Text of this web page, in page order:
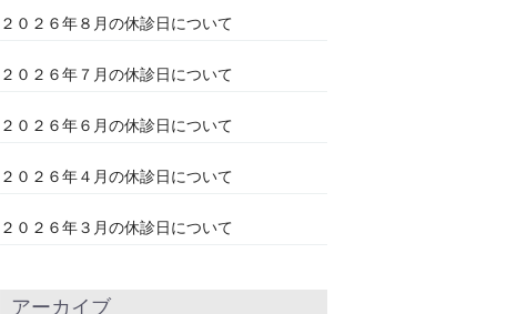
２０２６年８月の休診日について
２０２６年７月の休診日について
２０２６年６月の休診日について
２０２６年４月の休診日について
２０２６年３月の休診日について
アーカイブ